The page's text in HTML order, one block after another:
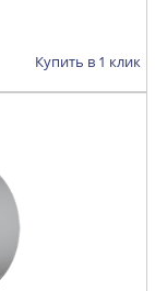
Купить в 1 клик